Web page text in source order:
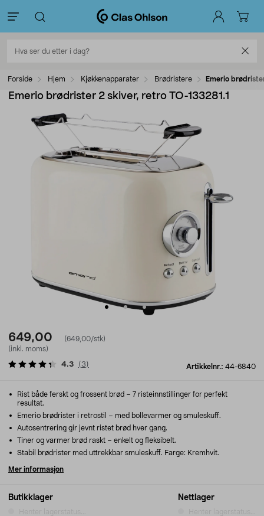
Forside Hjem Kjøkkenapparater Brødristere Emerio
Emerio brødrister 2 skiver, retro TO-133281.1
649,00
(649,00/stk)
(inkl. moms)
Artikkelnr.: 44-6840
4.3 (3)
Butikklager Nettlager
Rist både ferskt og frossent brød – 7 risteinnstillinger for perfekt
resultat.
Emerio brødrister i retrostil – med bollevarmer og smuleskuff.
Autosentrering gir jevnt ristet brød hver gang.
Tiner og varmer brød raskt – enkelt og fleksibelt.
Stabil brødrister med uttrekkbar smuleskuff. Farge: Kremhvit.
Mer informasjon